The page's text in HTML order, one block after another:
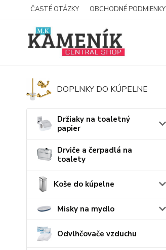
ČASTÉ OTÁZKY OBCHODNÉ PODMIENKY
DOPLNKY DO KÚPELNE
Držiaky na toaletný
papier
Drviče a čerpadlá na
toalety
Koše do kúpelne
Misky na mydlo
Odvlhčovače vzduchu